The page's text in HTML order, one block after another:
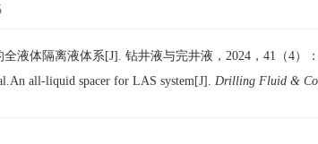
液体隔离液体系[J]. 钻井液与完井液，2024，41（4）
all-liquid spacer for LAS system[J]. Drilling Fluid &